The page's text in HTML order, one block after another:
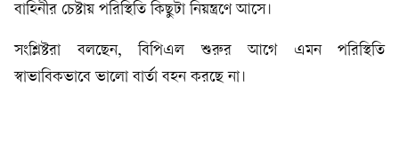
বাহিনীর চেষ্টায় পরিস্থিতি কিছুটা নিয়ন্ত্রণে আসে।
সংশ্লিষ্টরা বলছেন, বিপিএল শুরুর আগে এমন পরিস্থিতি
স্বাভাবিকভাবে ভালো বার্তা বহন করছে না।